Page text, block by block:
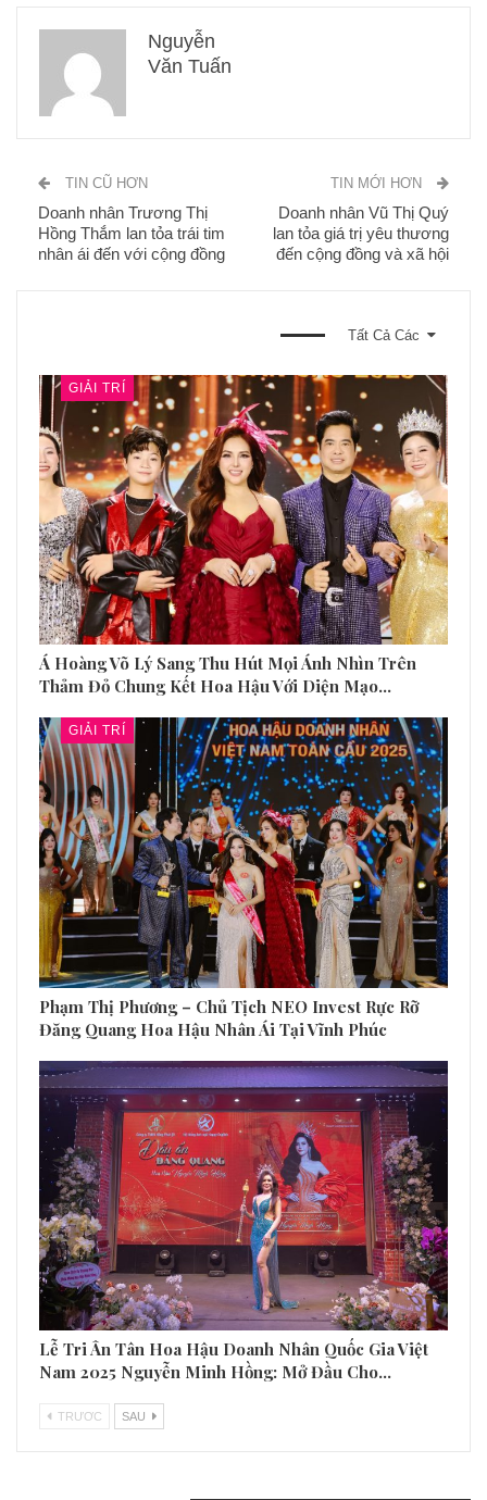
sống, làm việc tại Việt Nam từ 25-55 tuổi. Đây không chỉ là nơi
tìm kiếm những gương mặt đại diện tiêu biểu cho hình tượng
của các Phụ nữ Việt Nam: Tâm – Tài – Trí – Đức mà còn là dịp
để các nữ doanh nhân từ khắp mọi miền trao đổi, học hỏi kinh
doanh nghiệp, nhằm mục đích thúc đẩy sự phát triển mở rộng
Nhóm TT
Văn Tuấn
TIN CŨ HƠN
Doanh nhân Trương Thị
Hồng Thắm lan tỏa trái tim
nhân ái đến với cộng đồng
TIN MỚI HƠN
Doanh nhân Vũ Thị Quý
lan tỏa giá trị yêu thương
đến cộng đồng và xã hội
Tất Cả Các
BẠN CŨNG CÓ THỂ THÍCH
Á Hoàng Võ Lý Sang Thu Hút Mọi Ánh Nhìn Trên
Thảm Đỏ Chung Kết Hoa Hậu Với Diện Mạo…
Phạm Thị Phương – Chủ Tịch NEO Invest Rực Rỡ
Đăng Quang Hoa Hậu Nhân Ái Tại Vĩnh Phúc